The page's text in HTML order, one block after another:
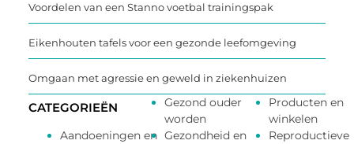
Voordelen van een Stanno voetbal trainingspak
Eikenhouten tafels voor een gezonde leefomgeving
Omgaan met agressie en geweld in ziekenhuizen
CATEGORIEËN
Aandoeningen en
Gezond ouder
worden
Gezondheid en
Producten en
winkelen
Reproductieve